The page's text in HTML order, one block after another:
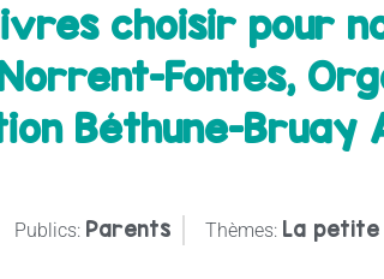
choisir pour
Fontes,
Béthune-Bruay
Publics: Parents Thèmes: La